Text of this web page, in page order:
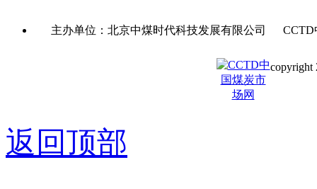
主办单位：北京中煤时代科技发展有限公司
copyright
返回顶部